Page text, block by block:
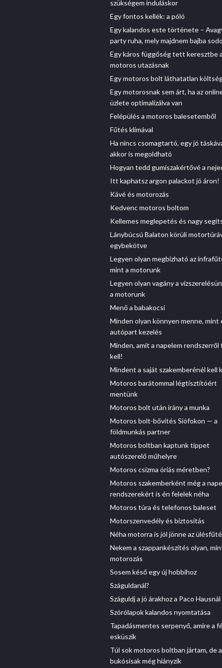
szükségem induláskor
Egy fontos kellék: a póló
Egy kalandos este története –
party ruha, mely majdnem bajba
Egy káros függőség tett keresztbe a
motoros utazásnak
Egy motoros bolt láthatatlan
Egy motorosnak sem árt, ha az
üzlete optimalizálva van
Felépülés a motoros balesetemből
Fűtés klímával
Ha nincs csomagtartó, egy jó
akkor is megoldható
Hogyan tedd gumiszakértővé a
Itt kaphatsz argon palackot jó áron!
Kávé és motorozás
Kedvenc motoros boltom
Kellemes meglepetés és nagy
Lánybúcsú Balaton körüli
egybekötve
Legyen olyan megbízható az
mint a motorunk
Legyen olyan vagány a
a motorunk
Menő a babakocsi
Minden olyan könnyen menne, mint
autópart kezelés
Minden, amit a napelem rendszerről
kell!
Mindent a saját szakemberénél kell
Motoros barátommal légtisztítóért
mentünk
Motoros bolt után irány a munka
Motoros bolt-bővítés Siófokon — a
földmunkás partner
Motoros boltban kaptunk tippet
autószerelő műhelyre
Motoros csizma óriás méretben?
Motoros szakemberként még a
rendszerekért is én felelek néha
Motoros túra és telefonos baleset
Motorszenvedély és biztosítás
Néha motorra is jól jönne az
Nekem a szappankészítés olyan,
motorozás
Sosem késő egy új hobbihoz
Száguldanál?
Száguldj a jó árakhoz a Paco Hausnál
Szórólapok kalandos nyomtatása
Tapadásmentes serpenyő, amire a
esküszik
Túl sok motoros boltban jártam, de a
bukósisak még hiányzik